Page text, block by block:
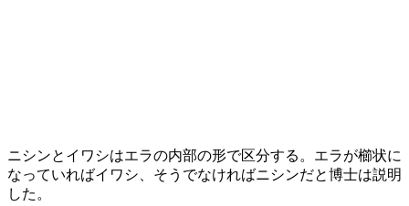
ニシンとイワシはエラの内部の形で区分する。エラが櫛状に
なっていればイワシ、そうでなければニシンだと博士は説明
した。